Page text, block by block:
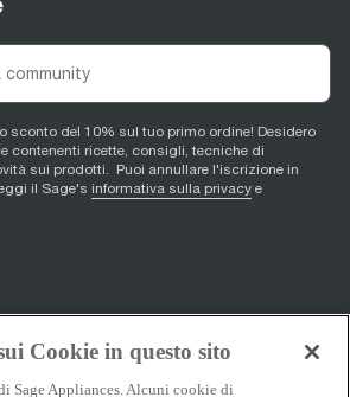
sconto del 10% sul tuo primo ordine! Desidero
contenenti ricette, consigli, tecniche di
sui prodotti. Puoi annullare l'iscrizione in
il Sage's informativa sulla privacy e
Cookie in questo sito
Sage Appliances. Alcuni cookie di